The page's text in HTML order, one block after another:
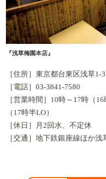
『浅草梅園本店』
［住所］東京都台東区浅草1-
［電話］03-3841-7580
［営業時間］10時～17時（
（17時半LO）
［休日］月2回水、不定休
［交通］地下鉄銀座線ほか